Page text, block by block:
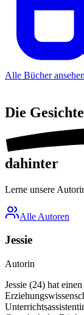
Alle Bücher ansehen
Die
dahinter
Lerne unsere
Alle Autoren
Jessie
Autorin
Jessie (24) hat